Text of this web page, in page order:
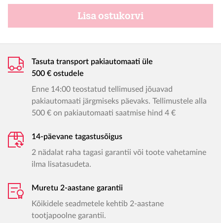
Lisa ostukorvi
Tasuta transport pakiautomaati üle
500 € ostudele
Enne 14:00 teostatud tellimused jõuavad
pakiautomaati järgmiseks päevaks. Tellimustele alla
500 € on pakiautomaati saatmise hind 4 €
14-päevane tagastusõigus
2 nädalat raha tagasi garantii või toote vahetamine
ilma lisatasudeta.
Muretu 2-aastane garantii
Kõikidele seadmetele kehtib 2-aastane
tootjapoolne garantii.